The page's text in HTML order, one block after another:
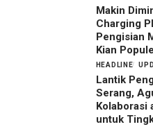
Makin
Charging
Pengisian
Kian
HEADLINE
Lantik
Serang,
Kolaborasi
untuk